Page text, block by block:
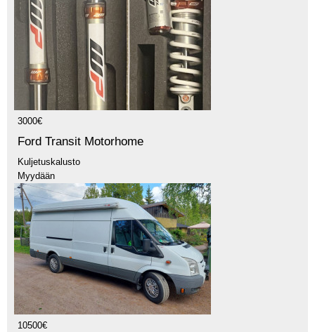
3000€
Ford Transit Motorhome
Kuljetuskalusto
Myydään
10500€